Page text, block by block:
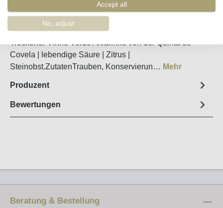
Steckbrief
Trockener Vinho Verde Alvarinho von der Quinta de
Covela | lebendige Säure | Zitrus |
Steinobst.ZutatenTrauben, Konservierun… Mehr
Produzent
Bewertungen
Beratung & Bestellung
Accept all
No, adjust